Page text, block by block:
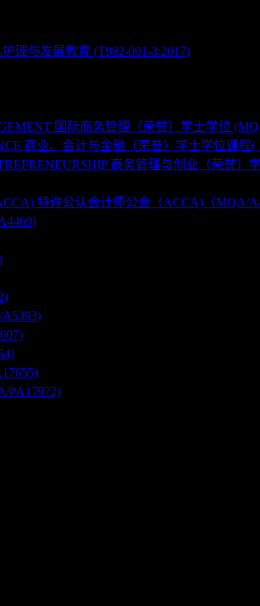
理与发展教育 (T982-001-3:2017)
国际商务管理（荣誉）学士学位
商业、会计与金融（荣誉）学士学位课程(
商务管理与创业（荣誉）
特许公认会计师公会（ACCA)（MQA/
PA17972)